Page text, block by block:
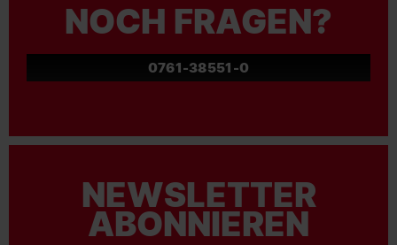
NOCH FRAGEN?
0761-38551-0
NEWSLETTER
ABONNIEREN